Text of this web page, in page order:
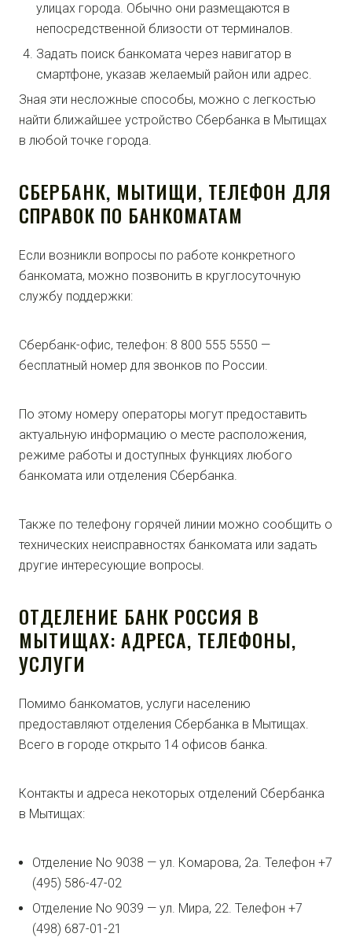
улицах города. Обычно они размещаются в
непосредственной близости от терминалов.
Задать поиск банкомата через навигатор в
смартфоне, указав желаемый район или адрес.
Зная эти несложные способы, можно с легкостью
найти ближайшее устройство Сбербанка в Мытищах
в любой точке города.
СБЕРБАНК, МЫТИЩИ, ТЕЛЕФОН ДЛЯ
СПРАВОК ПО БАНКОМАТАМ
Если возникли вопросы по работе конкретного
банкомата, можно позвонить в круглосуточную
службу поддержки:
Сбербанк-офис, телефон: 8 800 555 5550 —
бесплатный номер для звонков по России.
По этому номеру операторы могут предоставить
актуальную информацию о месте расположения,
режиме работы и доступных функциях любого
банкомата или отделения Сбербанка.
Также по телефону горячей линии можно сообщить о
технических неисправностях банкомата или задать
другие интересующие вопросы.
ОТДЕЛЕНИЕ БАНК РОССИЯ В
МЫТИЩАХ: АДРЕСА, ТЕЛЕФОНЫ,
УСЛУГИ
Помимо банкоматов, услуги населению
предоставляют отделения Сбербанка в Мытищах.
Всего в городе открыто 14 офисов банка.
Контакты и адреса некоторых отделений Сбербанка
в Мытищах:
Отделение No 9038 — ул. Комарова, 2а. Телефон +7
(495) 586-47-02
Отделение No 9039 — ул. Мира, 22. Телефон +7
(498) 687-01-21